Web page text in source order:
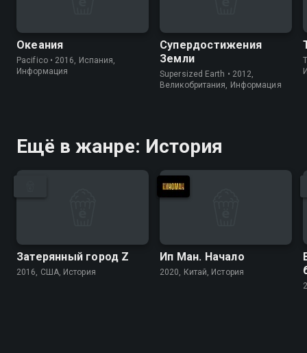
Океания
Pacifico • 2016, Испания,
Информация
Супердостижения
Земли
Supersized Earth • 2012,
Великобритания, Информация
Ещё в жанре: История
Затерянный город Z
2016, США, История
Ип Ман. Начало
2020, Китай, История